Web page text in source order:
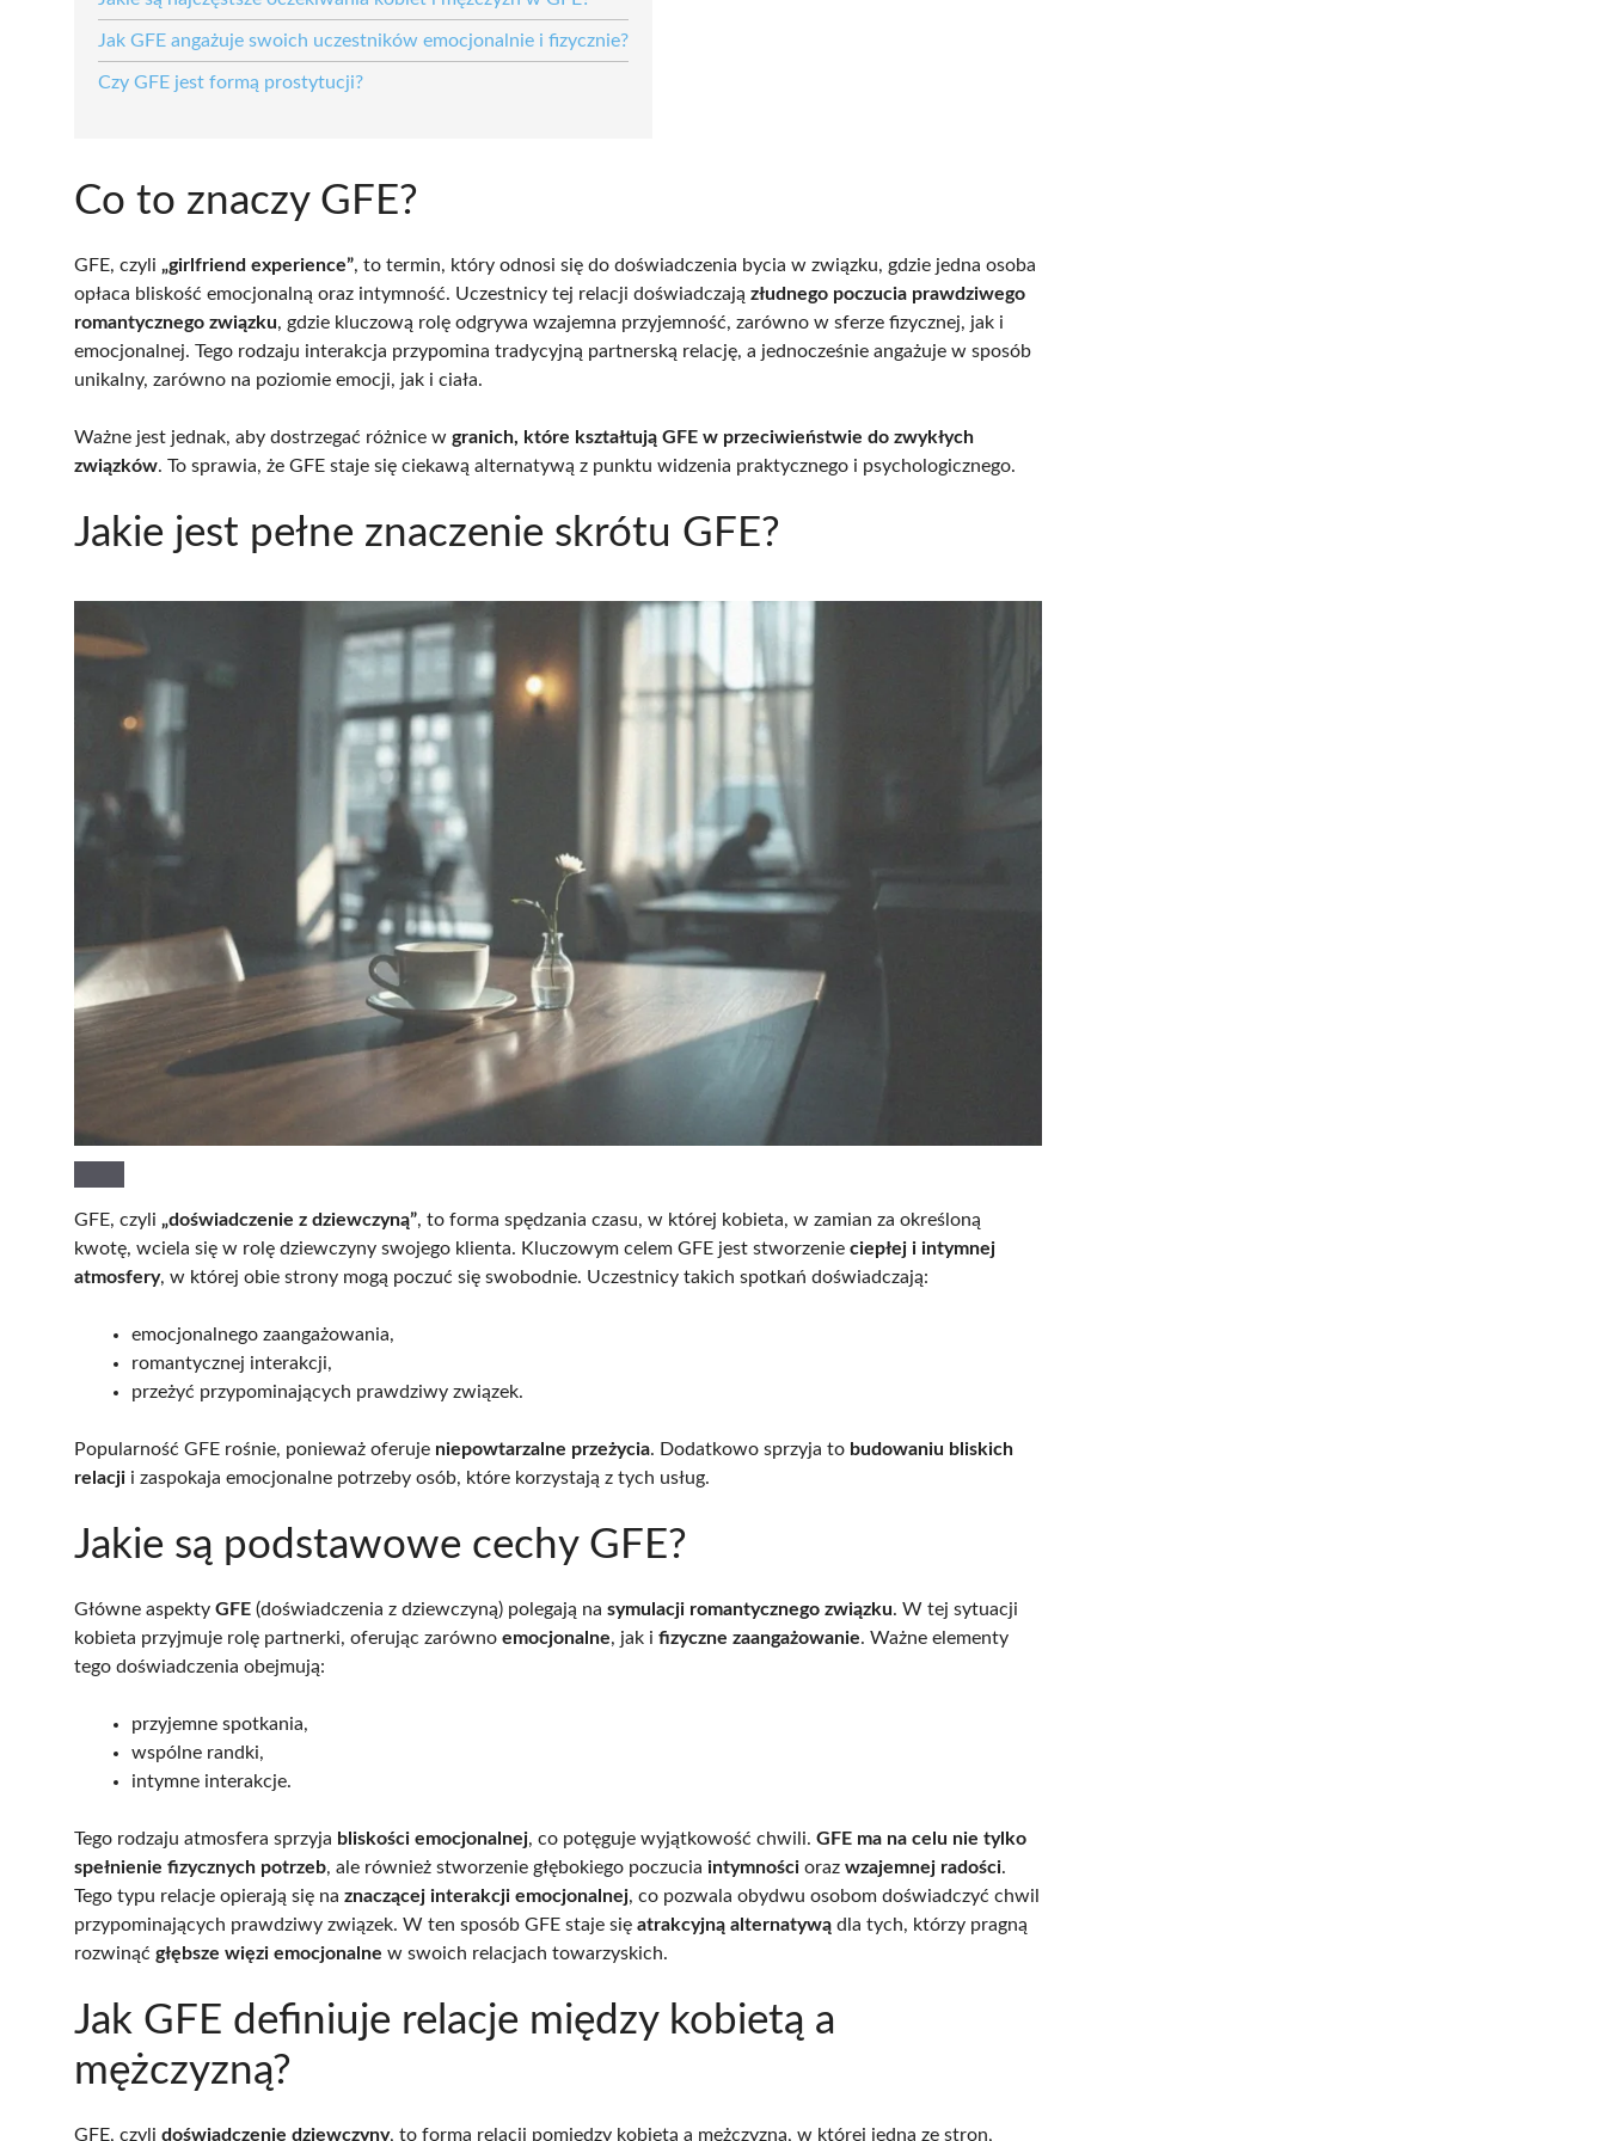
Jak GFE angażuje swoich uczestników emocjonalnie i fizycznie?
Czy GFE jest formą prostytucji?
Co to znaczy GFE?
GFE, czyli „girlfriend experience”, to termin, który odnosi się do doświadczenia bycia w związku, gdzie jedna osoba
opłaca bliskość emocjonalną oraz intymność. Uczestnicy tej relacji doświadczają złudnego poczucia prawdziwego
romantycznego związku, gdzie kluczową rolę odgrywa wzajemna przyjemność, zarówno w sferze fizycznej, jak i
emocjonalnej. Tego rodzaju interakcja przypomina tradycyjną partnerską relację, a jednocześnie angażuje w sposób
unikalny, zarówno na poziomie emocji, jak i ciała.
Ważne jest jednak, aby dostrzegać różnice w granich, które kształtują GFE w przeciwieństwie do zwykłych
związków. To sprawia, że GFE staje się ciekawą alternatywą z punktu widzenia praktycznego i psychologicznego.
Jakie jest pełne znaczenie skrótu GFE?
GFE, czyli „doświadczenie z dziewczyną”, to forma spędzania czasu, w której kobieta, w zamian za określoną
kwotę, wciela się w rolę dziewczyny swojego klienta. Kluczowym celem GFE jest stworzenie ciepłej i intymnej
atmosfery, w której obie strony mogą poczuć się swobodnie. Uczestnicy takich spotkań doświadczają:
emocjonalnego zaangażowania,
romantycznej interakcji,
przeżyć przypominających prawdziwy związek.
Popularność GFE rośnie, ponieważ oferuje niepowtarzalne przeżycia. Dodatkowo sprzyja to budowaniu bliskich
relacji i zaspokaja emocjonalne potrzeby osób, które korzystają z tych usług.
Jakie są podstawowe cechy GFE?
Główne aspekty GFE (doświadczenia z dziewczyną) polegają na symulacji romantycznego związku. W tej sytuacji
kobieta przyjmuje rolę partnerki, oferując zarówno emocjonalne, jak i fizyczne zaangażowanie. Ważne elementy
tego doświadczenia obejmują:
przyjemne spotkania,
wspólne randki,
intymne interakcje.
Tego rodzaju atmosfera sprzyja bliskości emocjonalnej, co potęguje wyjątkowość chwili. GFE ma na celu nie tylko
spełnienie fizycznych potrzeb, ale również stworzenie głębokiego poczucia intymności oraz wzajemnej radości.
Tego typu relacje opierają się na znaczącej interakcji emocjonalnej, co pozwala obydwu osobom doświadczyć chwil
przypominających prawdziwy związek. W ten sposób GFE staje się atrakcyjną alternatywą dla tych, którzy pragną
rozwinąć głębsze więzi emocjonalne w swoich relacjach towarzyskich.
Jak GFE definiuje relacje między kobietą a
mężczyzną?
GFE, czyli doświadczenie dziewczyny, to forma relacji pomiędzy kobietą a mężczyzną, w której jedna ze stron,